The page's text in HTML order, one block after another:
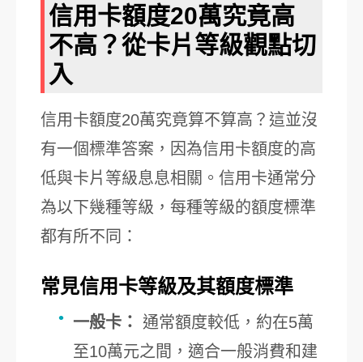
信用卡額度20萬究竟高
不高？從卡片等級觀點切
入
信用卡額度20萬究竟算不算高？這並沒
有一個標準答案，因為信用卡額度的高
低與卡片等級息息相關。信用卡通常分
為以下幾種等級，每種等級的額度標準
都有所不同：
常見信用卡等級及其額度標準
一般卡：
通常額度較低，約在5萬
至10萬元之間，適合一般消費和建